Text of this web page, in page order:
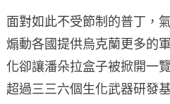
面對如此不受節制的普丁，
煽動各國提供烏克蘭更多的
化卻讓潘朵拉盒子被掀開一
超過三三六個生化武器研發